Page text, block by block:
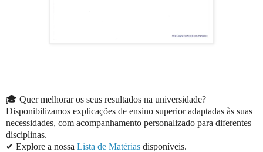
🎓 Quer melhorar os seus resultados na universidade?
Disponibilizamos explicações de ensino superior adaptadas às suas
necessidades, com acompanhamento personalizado para diferentes
disciplinas.
✔ Explore a nossa Lista de Matérias disponíveis.